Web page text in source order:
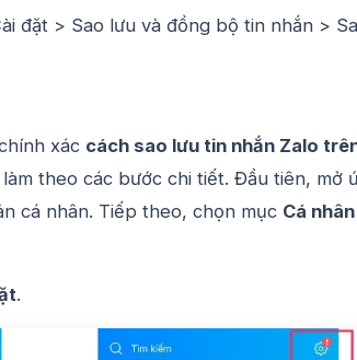
đặt > Sao lưu và đồng bộ tin nhắn >
xác cách sao lưu tin nhắn Zalo
theo các bước chi tiết. Đầu tiên, mở
cá nhân. Tiếp theo, chọn mục Cá nhân
.